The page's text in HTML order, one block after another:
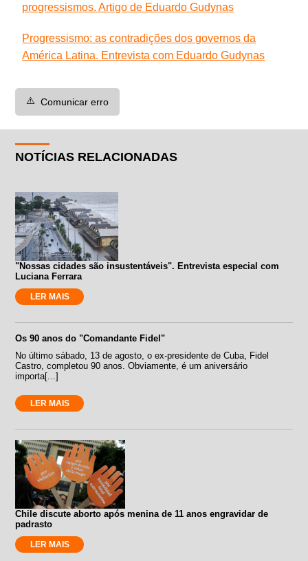
progressismos. Artigo de Eduardo Gudynas
Progressismo: as contradições dos governos da
América Latina. Entrevista com Eduardo Gudynas
⚠️ Comunicar erro
NOTÍCIAS RELACIONADAS
"Nossas cidades são insustentáveis". Entrevista especial com
Luciana Ferrara
LER MAIS
Os 90 anos do "Comandante Fidel"
No último sábado, 13 de agosto, o ex-presidente de Cuba, Fidel
Castro, completou 90 anos. Obviamente, é um aniversário
importa[...]
LER MAIS
Chile discute aborto após menina de 11 anos engravidar de
padrasto
LER MAIS